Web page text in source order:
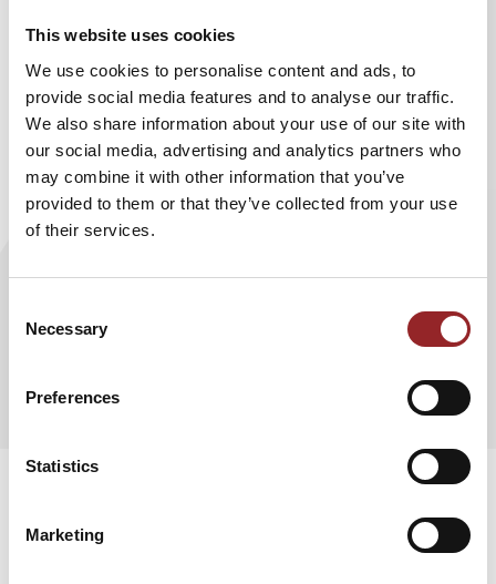
This website uses cookies
We use cookies to personalise content and ads, to
provide social media features and to analyse our traffic.
We also share information about your use of our site with
our social media, advertising and analytics partners who
may combine it with other information that you’ve
provided to them or that they’ve collected from your use
of their services.
Selection
Necessary
Preferences
Statistics
Marketing